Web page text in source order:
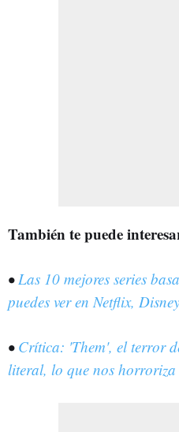
También te puede
• Las 10 mejores series
puedes ver en Netflix,
• Crítica: 'Them', el terror
literal, lo que nos